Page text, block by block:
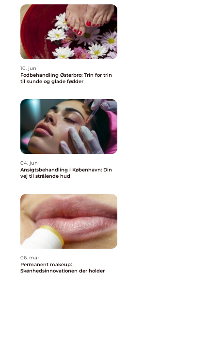
10. jun
Fodbehandling Østerbro: Trin for trin
til sunde og glade fødder
04. jun
Ansigtsbehandling i København: Din
vej til strålende hud
06. mar
Permanent makeup:
Skønhedsinnovationen der holder